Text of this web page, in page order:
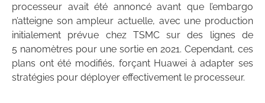
processeur avait été annoncé avant que l’embargo
n’atteigne son ampleur actuelle, avec une production
initialement prévue chez TSMC sur des lignes de
5 nanomètres pour une sortie en 2021. Cependant, ces
plans ont été modifiés, forçant Huawei à adapter ses
stratégies pour déployer effectivement le processeur.